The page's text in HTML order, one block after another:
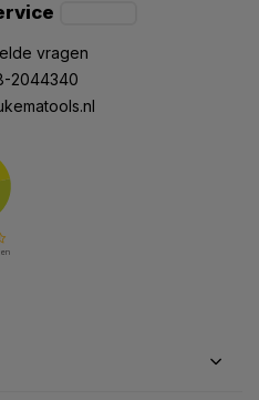
vragen
2044340